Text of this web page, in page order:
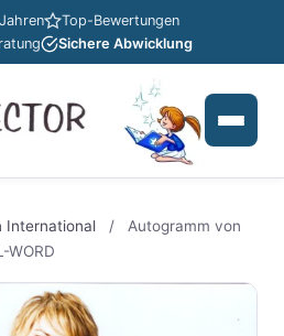
Top-Bewertungen
Sichere Abwicklung
International /
Autogramm von
WORD